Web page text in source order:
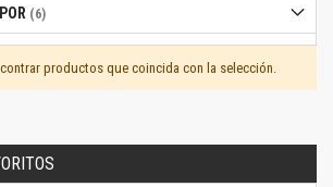
productos que coincida con la selección.